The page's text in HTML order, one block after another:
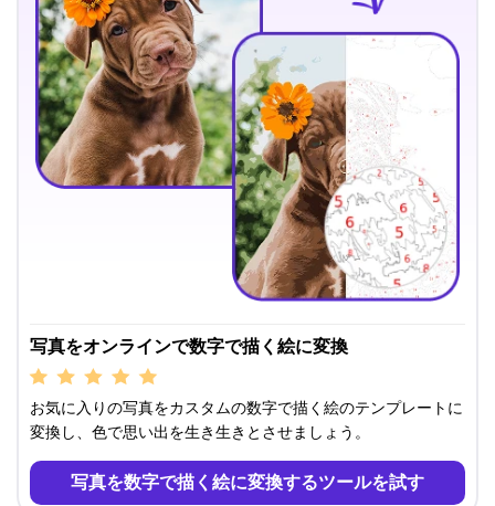
写真をオンラインで数字で描く絵に変換
お気に入りの写真をカスタムの数字で描く絵のテンプレートに
変換し、色で思い出を生き生きとさせましょう。
写真を数字で描く絵に変換するツールを試す